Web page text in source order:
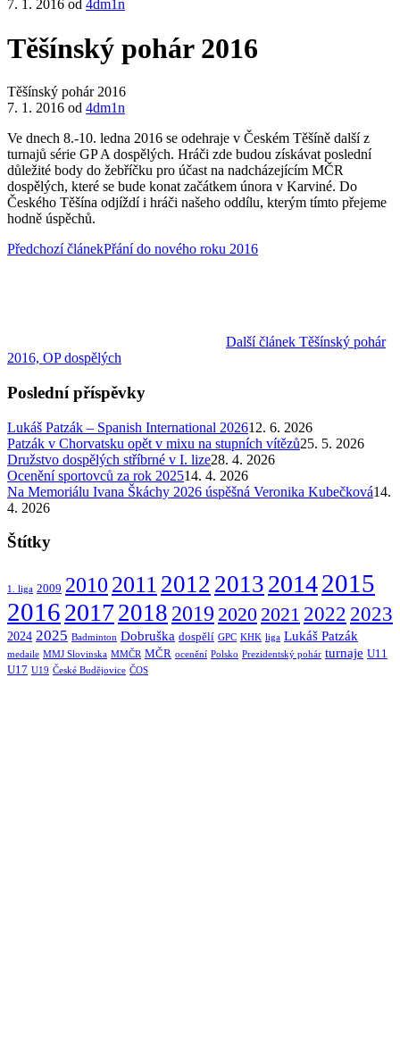
7. 1. 2016 od 4dm1n
Těšínský pohár 2016
Těšínský pohár 2016
7. 1. 2016 od 4dm1n
Ve dnech 8.-10. ledna 2016 se odehraje v Českém Těšíně další z
turnajů série GP A dospělých. Hráči zde budou získávat poslední
důležité body do žebříčku pro účast na nadcházejícím MČR
dospělých, které se bude konat začátkem února v Karviné. Do
Českého Těšína odjíždí i hráči našeho oddílu, kterým tímto přejeme
hodně úspěchů.
Předchozí článekPřání do nového roku 2016
Další článek Těšínský pohár
2016, OP dospělých
Poslední příspěvky
Lukáš Patzák – Spanish International 202612. 6. 2026
Patzák v Chorvatsku opět v mixu na stupních vítězů25. 5. 2026
Družstvo dospělých stříbrné v I. lize28. 4. 2026
Ocenění sportovců za rok 202514. 4. 2026
Na Memoriálu Ivana Škáchy 2026 úspěšná Veronika Kubečková14.
4. 2026
Štítky
1. liga 2009 2010 2011 2012 2013 20142015
201620172018 2019 2020 2021 2022 2023
2024 2025 Badminton Dobruška dospělí GPC KHK liga Lukáš Patzák
medaile MMJ Slovinska MMČR MČR ocenění Polsko Prezidentský pohár turnaje U11
U17 U19 České Budějovice ČOS